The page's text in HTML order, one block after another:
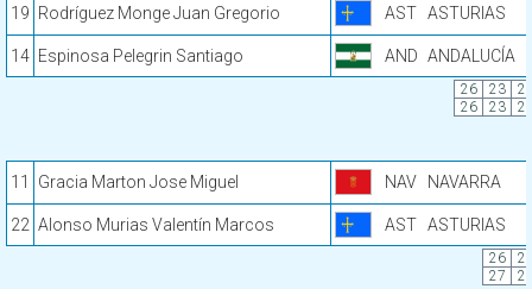
19 Rodríguez Monge Juan Gregorio AST ASTURIAS
14 Espinosa Pelegrin Santiago AND ANDALUCÍA
26 23
26
23
11 Gracia Marton Jose Miguel NAV NAVARRA
22 Alonso Murias Valentín Marcos AST ASTURIAS
26
27